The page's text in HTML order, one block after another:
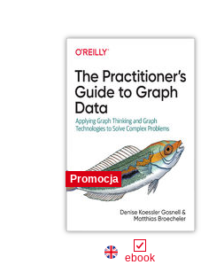
Promocja
ebook